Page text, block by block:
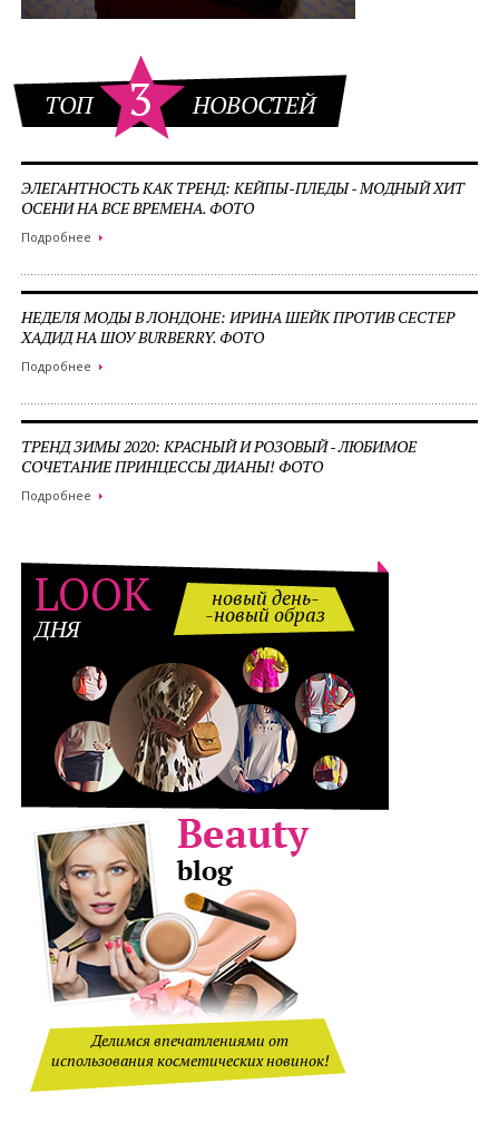
ТОП 3 НОВОСТЕЙ
ЭЛЕГАНТНОСТЬ КАК ТРЕНД: КЕЙПЫ-ПЛЕДЫ - МОДНЫЙ ХИТ
ОСЕНИ НА ВСЕ ВРЕМЕНА. ФОТО
Подробнее
НЕДЕЛЯ МОДЫ В ЛОНДОНЕ: ИРИНА ШЕЙК ПРОТИВ СЕСТЕР
ХАДИД НА ШОУ BURBERRY. ФОТО
Подробнее
ТРЕНД ЗИМЫ 2020: КРАСНЫЙ И РОЗОВЫЙ - ЛЮБИМОЕ
СОЧЕТАНИЕ ПРИНЦЕССЫ ДИАНЫ! ФОТО
Подробнее
LOOK
ДНЯ
новый день-
-новый образ
Делимся впечатлениями от
использования косметических новинок!